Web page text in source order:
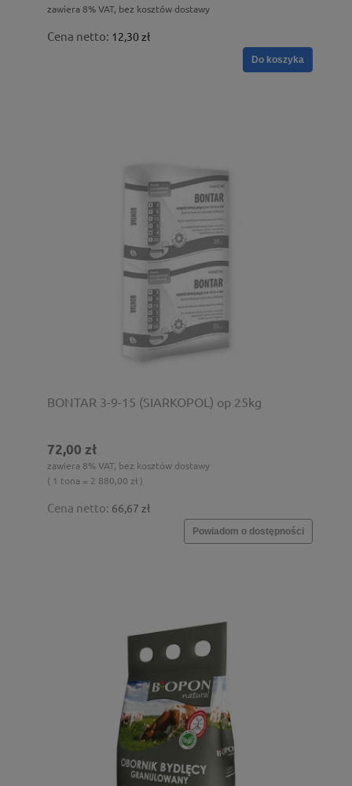
zawiera 8% VAT, bez kosztów dostawy
Cena netto: 12,30 zł
Do koszyka
BONTAR 3-9-15 (SIARKOPOL) op 25kg
72,00 zł
zawiera 8% VAT, bez kosztów dostawy
( 1 tona = 2 880,00 zł )
Cena netto: 66,67 zł
Powiadom o dostępności